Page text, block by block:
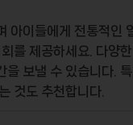
아이들에게 전통적인
를 제공하세요. 다양
을 보낼 수 있습니다.
것도 추천합니다.